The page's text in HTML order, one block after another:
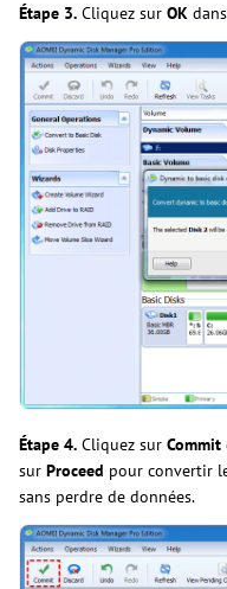
Étape 3. Cliquez sur OK
Étape 4. Cliquez sur Commit
sur Proceed pour convertir
sans perdre de données.